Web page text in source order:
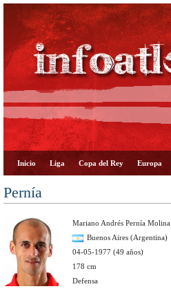
Inicio Liga Copa del Rey Europa
Pernía
Mariano Andrés Pernía Molina
Buenos Aires (Argentina)
04-05-1977 (49 años)
178 cm
Defensa